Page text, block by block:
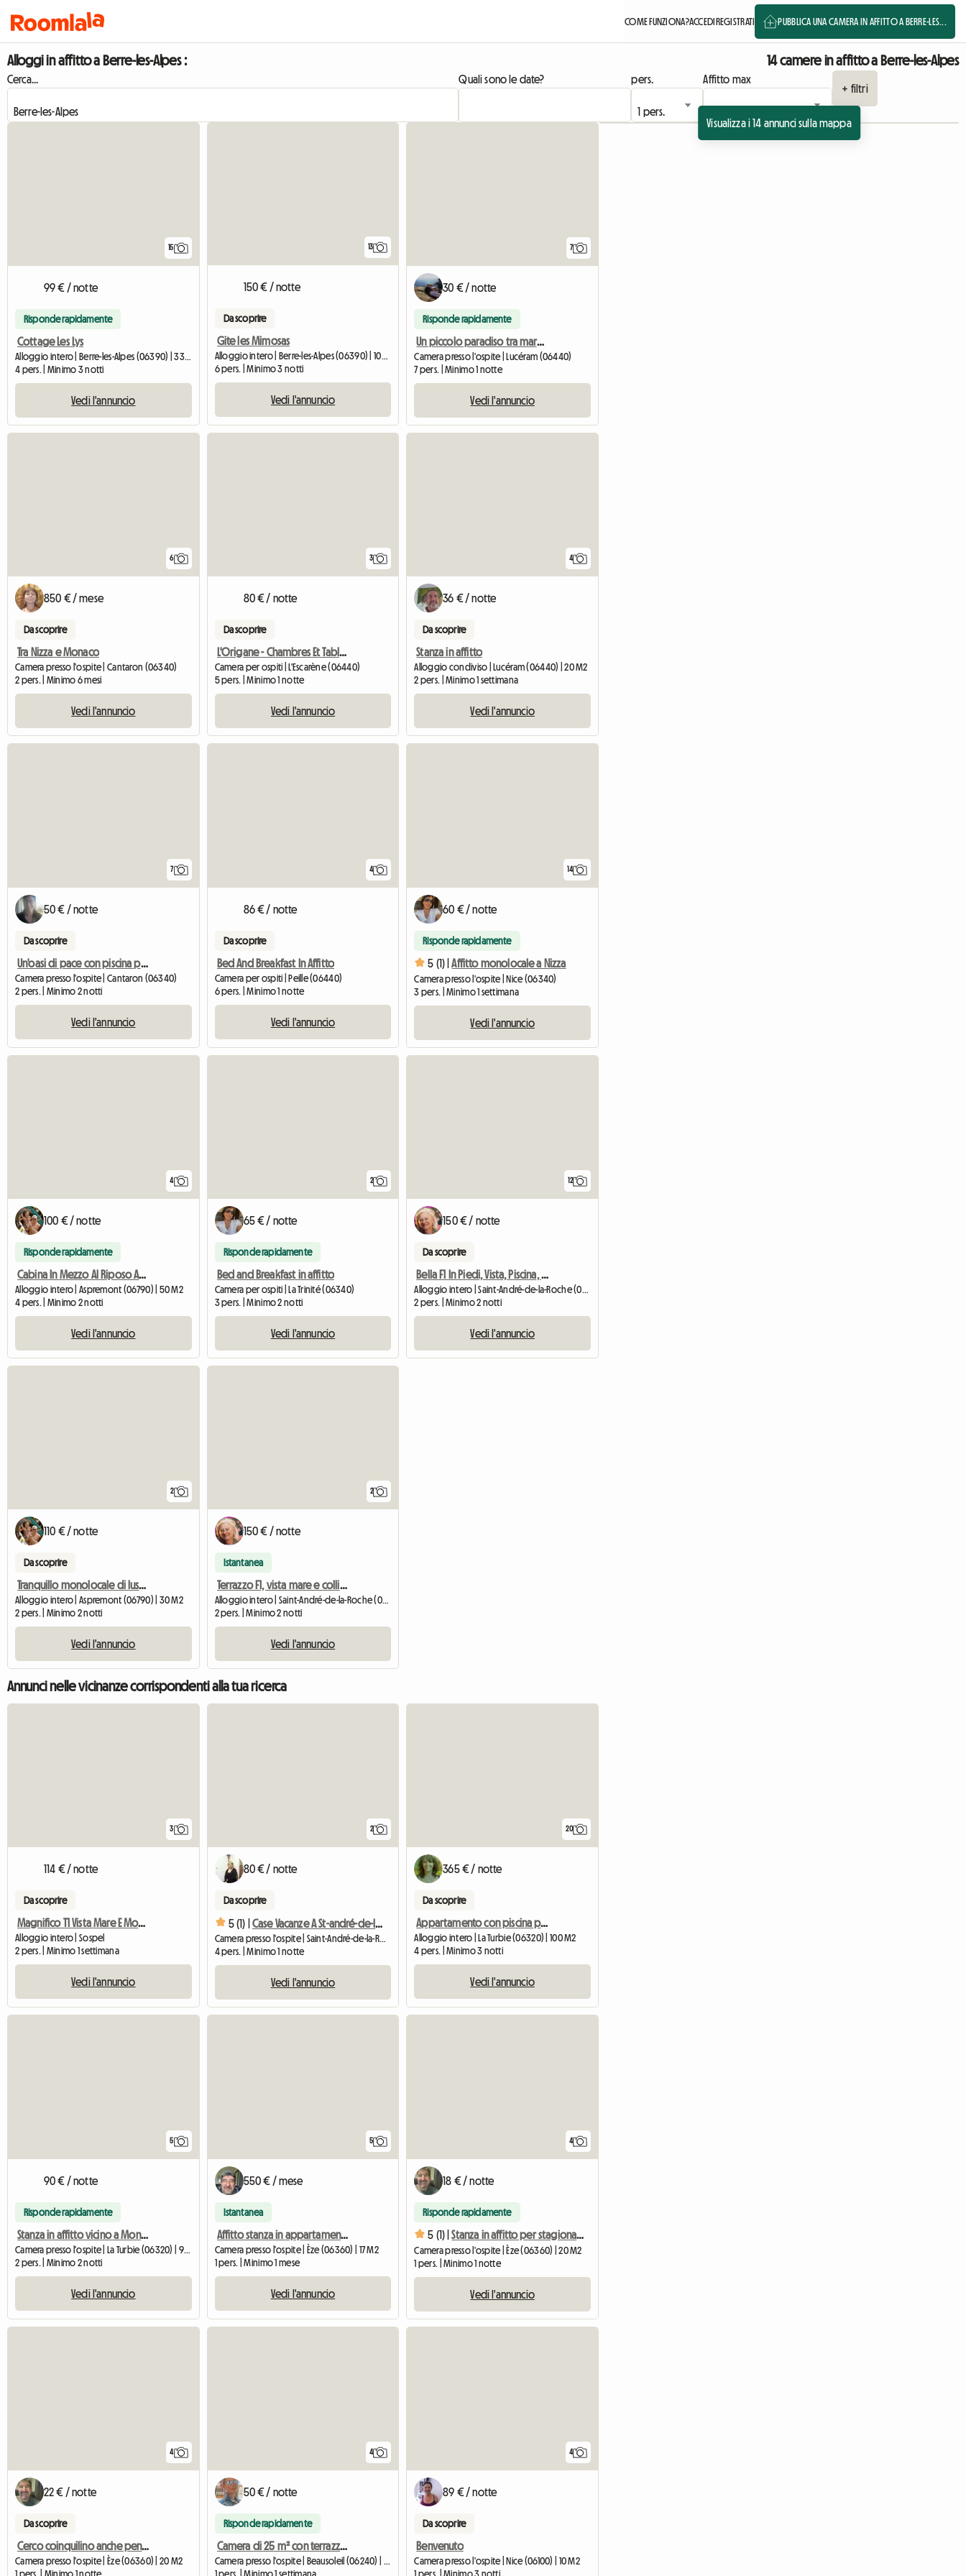
COME FUNZIONA?ACCEDIREGISTRATI PUBBLICA UNA CAMERA IN AFFITTO A BERRE-LES...
Alloggi in affitto a Berre-les-Alpes : 14 camere in affitto a Berre-les-Alpes
Cerca... Quali sono le date? pers.
Affitto max
+ filtri
Visualizza i 14 annunci sulla mappa
15
99 € / notte
Risponde rapidamente
Cottage Les Lys
Alloggio intero | Berre-les-Alpes (06390) | 33 M2
4 pers. | Minimo 3 notti
Vedi l'annuncio
13
150 € / notte
Da scoprire
Gite les Mimosas
Alloggio intero | Berre-les-Alpes (06390) | 100 M2
6 pers. | Minimo 3 notti
Vedi l'annuncio
7
30 € / notte
Risponde rapidamente
Un piccolo paradiso tra mare e montagna! Vicino a Nizza
Camera presso l'ospite | Lucéram (06440)
7 pers. | Minimo 1 notte
Vedi l'annuncio
6
850 € / mese
Da scoprire
Tra Nizza e Monaco
Camera presso l'ospite | Cantaron (06340)
2 pers. | Minimo 6 mesi
Vedi l'annuncio
3
80 € / notte
Da scoprire
L'Origane - Chambres Et Table D'Hôtes
Camera per ospiti | L'Escarène (06440)
5 pers. | Minimo 1 notte
Vedi l'annuncio
4
36 € / notte
Da scoprire
Stanza in affitto
Alloggio condiviso | Lucéram (06440) | 20 M2
2 pers. | Minimo 1 settimana
Vedi l'annuncio
7
50 € / notte
Da scoprire
Un'oasi di pace con piscina privata!
Camera presso l'ospite | Cantaron (06340)
2 pers. | Minimo 2 notti
Vedi l'annuncio
4
86 € / notte
Da scoprire
Bed And Breakfast In Affitto
Camera per ospiti | Peille (06440)
6 pers. | Minimo 1 notte
Vedi l'annuncio
14
60 € / notte
Risponde rapidamente
5 (1) | Affitto monolocale a Nizza
Camera presso l'ospite | Nice (06340)
3 pers. | Minimo 1 settimana
Vedi l'annuncio
4
100 € / notte
Risponde rapidamente
Cabina In Mezzo Al Riposo Assoluto Degli Alberi Vicino A Nizza
Alloggio intero | Aspremont (06790) | 50 M2
4 pers. | Minimo 2 notti
Vedi l'annuncio
2
65 € / notte
Risponde rapidamente
Bed and Breakfast in affitto
Camera per ospiti | La Trinité (06340)
3 pers. | Minimo 2 notti
Vedi l'annuncio
12
150 € / notte
Da scoprire
Bella F1 In Piedi, Vista, Piscina, Calma
Alloggio intero | Saint-André-de-la-Roche (06730) | 44 M2
2 pers. | Minimo 2 notti
Vedi l'annuncio
2
110 € / notte
Da scoprire
Tranquillo monolocale di lusso vicino a Nizza
Alloggio intero | Aspremont (06790) | 30 M2
2 pers. | Minimo 2 notti
Vedi l'annuncio
2
150 € / notte
Istantanea
Terrazzo F1, vista mare e colline, piscina
Alloggio intero | Saint-André-de-la-Roche (06730) | 40 M2
2 pers. | Minimo 2 notti
Vedi l'annuncio
Annunci nelle vicinanze corrispondenti alla tua ricerca
3
114 € / notte
Da scoprire
Magnifico T1 Vista Mare E Montagna
Alloggio intero | Sospel
2 pers. | Minimo 1 settimana
Vedi l'annuncio
2
80 € / notte
Da scoprire
5 (1) | Case Vacanze A St-andré-de-la-roche
Camera presso l'ospite | Saint-André-de-la-Roche (06730)
4 pers. | Minimo 1 notte
Vedi l'annuncio
20
365 € / notte
Da scoprire
Appartamento con piscina privata vicino a Monaco
Alloggio intero | La Turbie (06320) | 100 M2
4 pers. | Minimo 3 notti
Vedi l'annuncio
5
90 € / notte
Risponde rapidamente
Stanza in affitto vicino a Monaco
Camera presso l'ospite | La Turbie (06320) | 9 M2
2 pers. | Minimo 2 notti
Vedi l'annuncio
5
550 € / mese
Istantanea
Affitto stanza in appartamento con vista mare
Camera presso l'ospite | Èze (06360) | 17 M2
1 pers. | Minimo 1 mese
Vedi l'annuncio
4
18 € / notte
Risponde rapidamente
5 (1) | Stanza in affitto per stagionale
Camera presso l'ospite | Èze (06360) | 20 M2
1 pers. | Minimo 1 notte
Vedi l'annuncio
4
22 € / notte
Da scoprire
Cerco coinquilino anche pensionato con vista mare
Camera presso l'ospite | Èze (06360) | 20 M2
1 pers. | Minimo 1 notte
4
50 € / notte
Risponde rapidamente
Camera di 25 m² con terrazza vista mare e Monaco
Camera presso l'ospite | Beausoleil (06240) | 25 M2
1 pers. | Minimo 1 settimana
4
89 € / notte
Da scoprire
Benvenuto
Camera presso l'ospite | Nice (06100) | 10 M2
1 pers. | Minimo 3 notti